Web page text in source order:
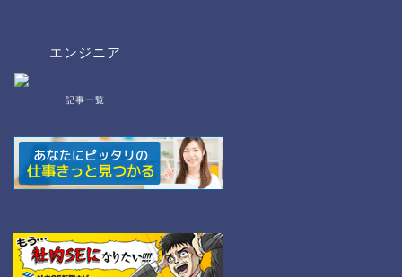
エンジニア
記事一覧